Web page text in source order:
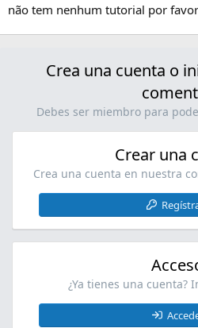
não tem nenhum tutorial por
Crea una cuenta o
Debes ser miembro para
Crear una
Crea una cuenta en nuestra
¿Ya tienes una cuenta?